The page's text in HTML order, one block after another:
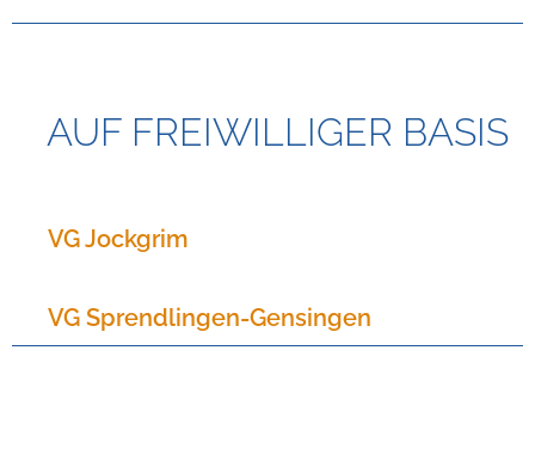
AUF FREIWILLIGER BASIS
VG Jockgrim
VG Sprendlingen-Gensingen